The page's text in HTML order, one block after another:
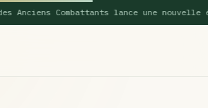
Combattants lance une nouvelle